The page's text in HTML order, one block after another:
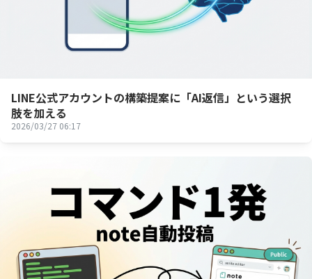
LINE公式アカウントの構築提案に「AI返信」という選択
肢を加える
2026/03/27 06:17